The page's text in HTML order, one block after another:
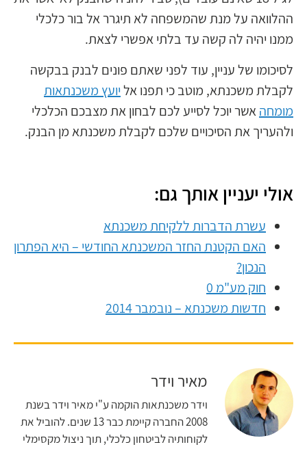
ההלוואה על מנת שהמשפחה לא תיגרר אל בור כלכלי
ממנו יהיה לה קשה עד בלתי אפשרי לצאת.
לסיכומו של עניין, עוד לפני שאתם פונים לבנק בבקשה
לקבלת משכנתא, מוטב כי תפנו אליועץ משכנתאות
מומחהאשר יוכל לסייע לכם לבחון את מצבכם הכלכלי
ולהעריך את הסיכויים שלכם לקבלת משכנתא מן הבנק.
אולי יעניין אותך גם:
עשרת הדברות ללקיחת משכנתא
האם הקטנת החזר המשכנתא החודשי – היא הפתרון
הנכון?
חוק מע"מ 0
חדשות משכנתא – נובמבר 2014
מאיר וידר
וידר משכנתאות הוקמה ע"י מאיר וידר בשנת
2008 החברה קיימת כבר 13 שנים. להוביל את
לקוחותיה לביטחון כלכלי, תוך ניצול מקסימלי